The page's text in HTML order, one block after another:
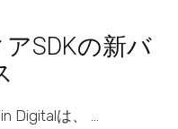
SDKの新バ
Digitalは、 …